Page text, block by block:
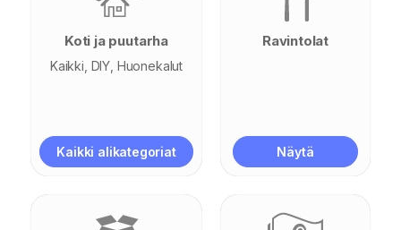
Koti ja puutarha
Kaikki DIY Huonekalut
Kaikki alikategoriat
Ravintolat
Näytä